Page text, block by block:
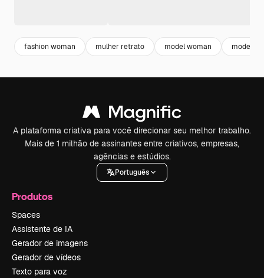
fashion woman mulher retrato model woman modelo
A plataforma criativa para você direcionar seu melhor trabalho.
Mais de 1 milhão de assinantes entre criativos, empresas,
agências e estúdios.
Português
Produtos
Spaces
Assistente de IA
Gerador de imagens
Gerador de vídeos
Texto para voz